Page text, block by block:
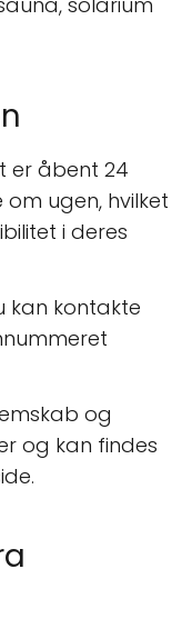
er åbent 24
ugen, hvilket
i deres
kan kontakte
og
og kan findes